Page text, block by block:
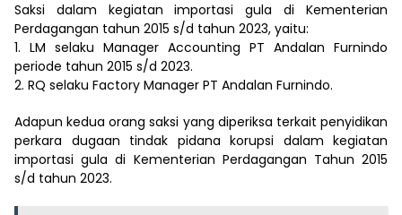
Saksi dalam kegiatan importasi gula di Kementerian
Perdagangan tahun 2015 s/d tahun 2023, yaitu:
1. LM selaku Manager Accounting PT Andalan Furnindo
periode tahun 2015 s/d 2023.
2. RQ selaku Factory Manager PT Andalan Furnindo.
Adapun kedua orang saksi yang diperiksa terkait penyidikan
perkara dugaan tindak pidana korupsi dalam kegiatan
importasi gula di Kementerian Perdagangan Tahun 2015
s/d tahun 2023.